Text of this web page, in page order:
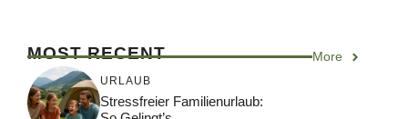
MOST RECENT More
URLAUB
Stressfreier Familienurlaub: